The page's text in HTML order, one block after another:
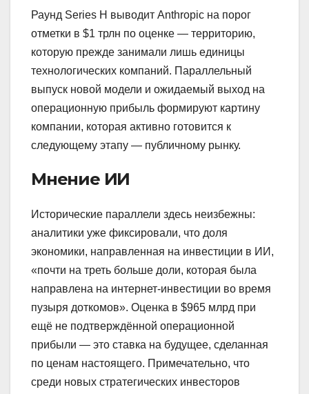
Раунд Series H выводит Anthropic на порог
отметки в $1 трлн по оценке — территорию,
которую прежде занимали лишь единицы
технологических компаний. Параллельный
выпуск новой модели и ожидаемый выход на
операционную прибыль формируют картину
компании, которая активно готовится к
следующему этапу — публичному рынку.
Мнение ИИ
Исторические параллели здесь неизбежны:
аналитики уже фиксировали, что доля
экономики, направленная на инвестиции в ИИ,
«почти на треть больше доли, которая была
направлена на интернет-инвестиции во время
пузыря доткомов». Оценка в $965 млрд при
ещё не подтверждённой операционной
прибыли — это ставка на будущее, сделанная
по ценам настоящего. Примечательно, что
среди новых стратегических инвесторов